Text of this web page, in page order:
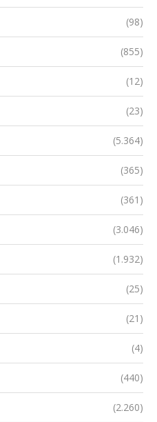
(98)
(855)
(12)
(23)
(5.364)
(365)
(361)
(3.046)
(1.932)
(25)
(21)
(4)
(440)
(2.260)